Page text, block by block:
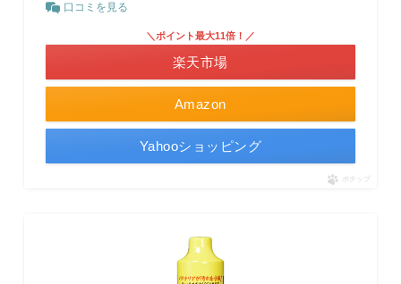
口コミを見る
Amazon
＼ポイント最大11倍！／
楽天市場
Yahooショッピング
ポチップ